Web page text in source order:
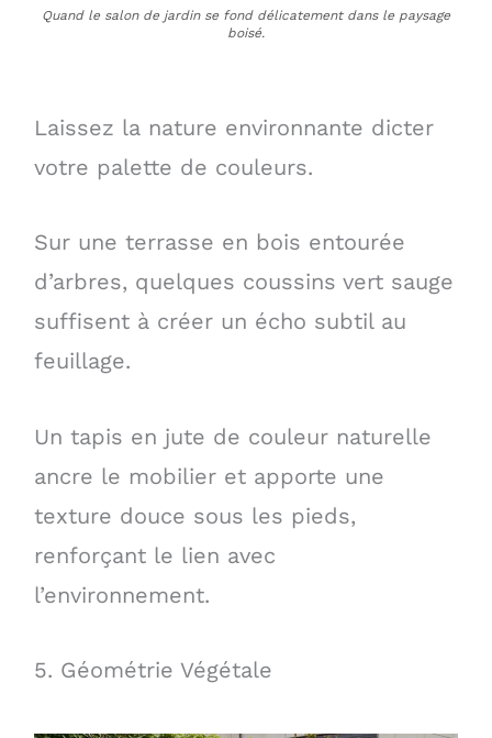
Quand le salon de jardin se fond délicatement dans le paysage
boisé.
Laissez la nature environnante dicter
votre palette de couleurs.
Sur une terrasse en bois entourée
d’arbres, quelques coussins vert sauge
suffisent à créer un écho subtil au
feuillage.
Un tapis en jute de couleur naturelle
ancre le mobilier et apporte une
texture douce sous les pieds,
renforçant le lien avec
l’environnement.
5. Géométrie Végétale